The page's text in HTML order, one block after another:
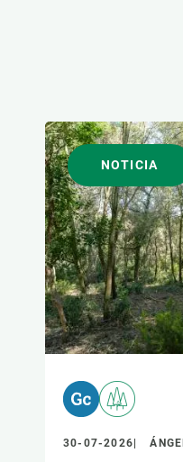
NOTICIA
30-07-2026